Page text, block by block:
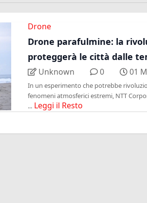
Drone
Drone parafulmine: la
proteggerà le città dalle
Unknown 0 01
In un esperimento che potrebbe
fenomeni atmosferici estremi, NTT
... Leggi il Resto